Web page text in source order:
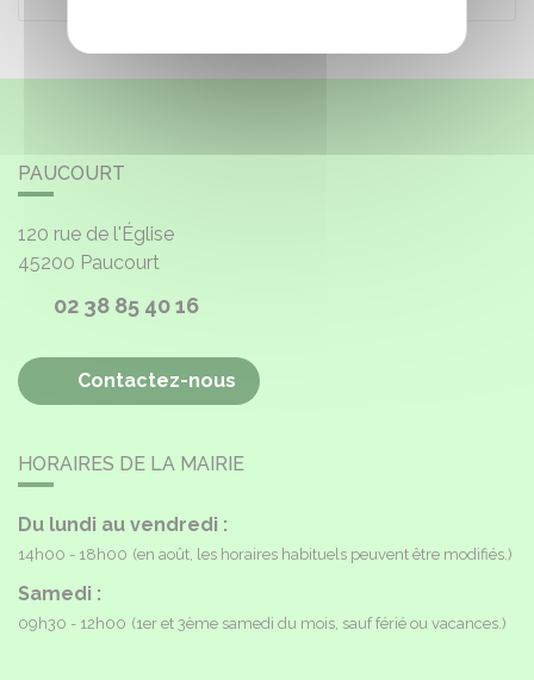
PAUCOURT
120 rue de l'Église
45200 Paucourt
02 38 85 40 16
Contactez-nous
HORAIRES DE LA MAIRIE
Du lundi au vendredi :
14h00 - 18h00 (en août, les horaires habituels peuvent être modifiés.)
Samedi :
09h30 - 12h00 (1er et 3ème samedi du mois, sauf férié ou vacances.)